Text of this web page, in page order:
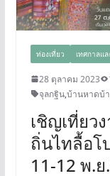
ท่องเที่ยว เทศกาลแ
28 ตุลาคม 2023
จุลกฐิน,บ้านหาดบ้
เชิญเที่ยว
ถิ่นไทลื้อโ
11-12 พ.